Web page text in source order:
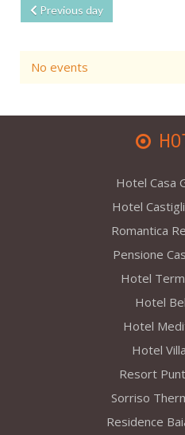
Previous day
No events
Hotel Casa
Hotel
Romantica
Pensione
Hotel
Hotel
Hotel
Hotel
Resort
Sorriso
Residence